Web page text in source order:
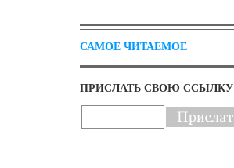
САМОЕ ЧИТАЕМОЕ
ПРИСЛАТЬ СВОЮ ССЫЛКУ